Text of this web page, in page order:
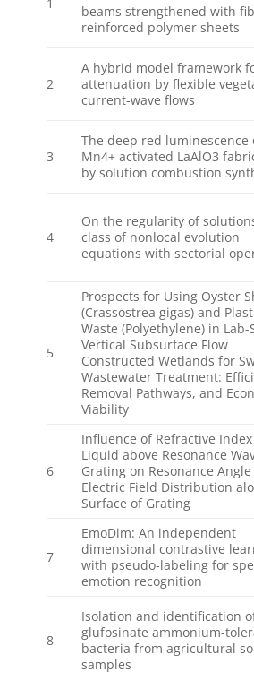
beams strengthened with
reinforced polymer sheets
2
A hybrid model framework
attenuation by flexible
current-wave flows
3
The deep red luminescence
Mn4+ activated LaAlO3
by solution combustion
4
On the regularity of
class of nonlocal evolution
equations with sectorial
5
Prospects for Using Oyster
(Crassostrea gigas) and
Waste (Polyethylene) in Lab-
Vertical Subsurface Flow
Constructed Wetlands for
Wastewater Treatment:
Removal Pathways, and
Viability
6
Influence of Refractive
Liquid above Resonance
Grating on Resonance
Electric Field Distribution
Surface of Grating
7
EmoDim: An independent
dimensional contrastive
with pseudo-labeling for
emotion recognition
8
Isolation and identification
glufosinate ammonium-
bacteria from agricultural
samples